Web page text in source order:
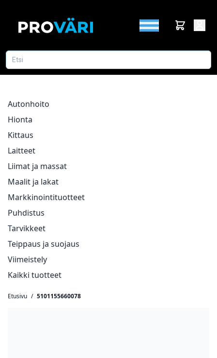
Autonhoito
Hionta
Kittaus
Laitteet
Liimat ja massat
Maalit ja lakat
Markkinointituotteet
Puhdistus
Tarvikkeet
Teippaus ja suojaus
Viimeistely
Kaikki tuotteet
Etusivu / 5101155660078